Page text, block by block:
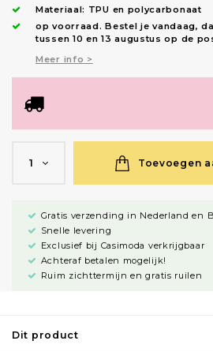
Materiaal: TPU en polycarbonaat
op voorraad.Bestel je vandaag,
tussen 10 en 13 augustus op de
Meer info >
1 Toevoegen
Gratis verzending in Nederland en
Snelle levering
Exclusief bij Casimoda verkrijgbaar
Achteraf betalen mogelijk!
Ruim zichttermijn en gratis ruilen
Dit product